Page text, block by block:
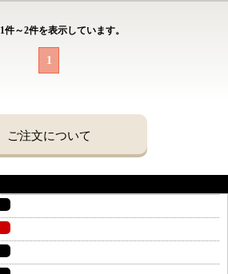
1件～2件を表示しています。
1
ご注文について